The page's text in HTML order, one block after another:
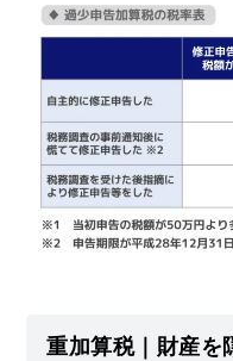
重加算税｜財産を